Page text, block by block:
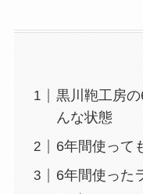
黒川鞄工房
んな状態
6年間使って
6年間使った